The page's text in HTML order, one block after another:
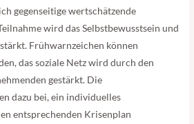
gegenseitige wertschätzende
wird das Selbstbewusstsein und
Frühwarnzeichen können
das soziale Netz wird durch den
gestärkt. Die
dazu bei, ein individuelles
entsprechenden Krisenplan